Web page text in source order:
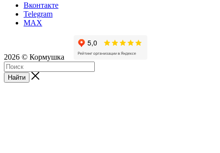
Вконтакте
Telegram
MAX
2026 © Кормушка
Найти